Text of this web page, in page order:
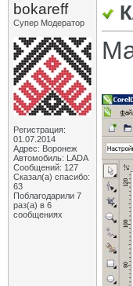
bokareff
Супер Модератор
Регистрация:
01.07.2014
Адрес: Воронеж
Автомобиль: LADA
Сообщений: 127
Сказал(а) спасибо:
63
Поблагодарили 7
раз(а) в 6
сообщениях